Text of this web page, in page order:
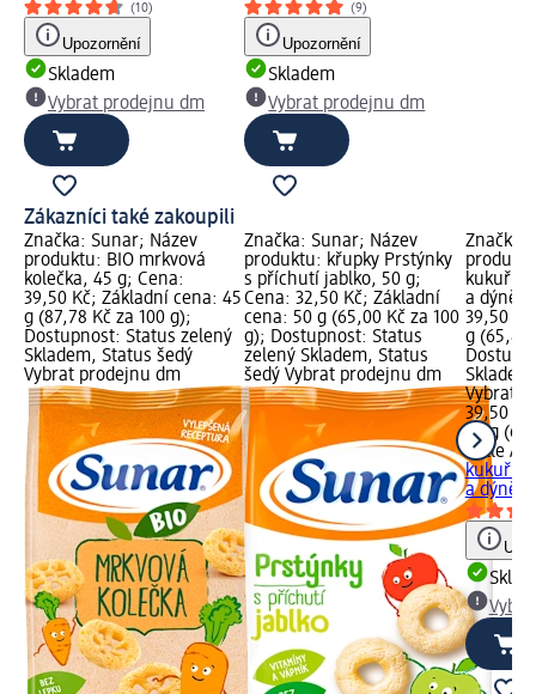
(10)
Upozornění
Skladem
Vybrat prodejnu dm
(9)
Upozornění
Skladem
Vybrat prodejnu dm
Zákazníci také zakoupili
Značka: Sunar; Název
produktu: BIO mrkvová
kolečka, 45 g; Cena:
39,50 Kč; Základní cena: 45
g (87,78 Kč za 100 g);
Dostupnost: Status zelený
Skladem, Status šedý
Vybrat prodejnu dm
Značka: Sunar; Název
produktu: křupky Prstýnky
s příchutí jablko, 50 g;
Cena: 32,50 Kč; Základní
cena: 50 g (65,00 Kč za 100
g); Dostupnost: Status
zelený Skladem, Status
šedý Vybrat prodejnu dm
Značka:
a dýně,
39,50
g (65,83
Vybrat
39,50 Kč
60 g
Little
a dýně,